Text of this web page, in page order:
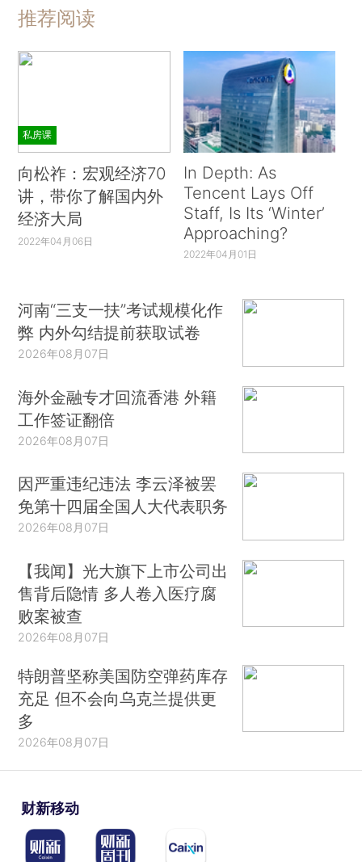
推荐阅读
私房课
向松祚：宏观经济70
讲，带你了解国内外
经济大局
2022年04月06日
In Depth: As
Tencent Lays Off
Staff, Is Its ‘Winter’
Approaching?
2022年04月01日
河南“三支一扶”考试规模化作
弊 内外勾结提前获取试卷
2026年08月07日
海外金融专才回流香港 外籍
工作签证翻倍
2026年08月07日
因严重违纪违法 李云泽被罢
免第十四届全国人大代表职务
2026年08月07日
【我闻】光大旗下上市公司出
售背后隐情 多人卷入医疗腐
败案被查
2026年08月07日
特朗普坚称美国防空弹药库存
充足 但不会向乌克兰提供更
多
2026年08月07日
财新移动